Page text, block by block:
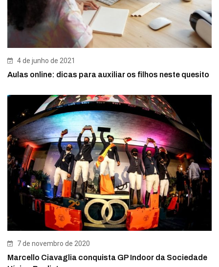
4 de junho de 2021
Aulas online: dicas para auxiliar os filhos neste quesito
7 de novembro de 2020
Marcello Ciavaglia conquista GP Indoor da Sociedade